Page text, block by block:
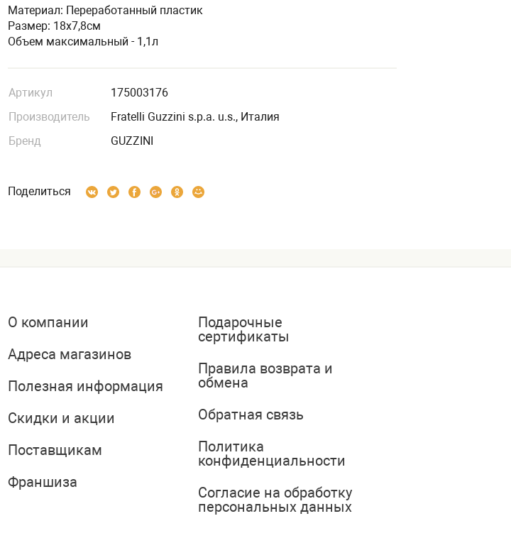
Материал: Переработанный пластик
Размер: 18х7,8см
Объем максимальный - 1,1л
Артикул
175003176
Производитель
Fratelli Guzzini s.p.a. u.s., Италия
Бренд
GUZZINI
Поделиться
О компании
Адреса магазинов
Полезная информация
Скидки и акции
Поставщикам
Франшиза
Подарочные
сертификаты
Правила возврата и
обмена
Обратная связь
Политика
конфиденциальности
Согласие на обработку
персональных данных